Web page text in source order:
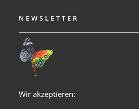
NEWSLETTER
Wir akzeptieren: